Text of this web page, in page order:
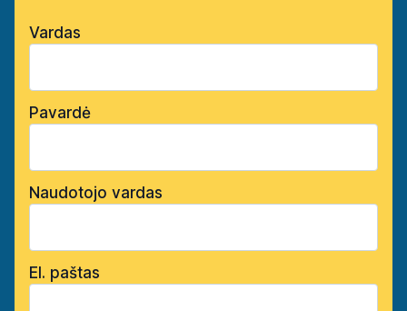
Vardas
Pavardė
Naudotojo vardas
El. paštas